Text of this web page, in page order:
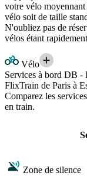
votre vélo
vélo soit de taille
N'oubliez pas de
vélos étant
Vélo
Services à bord DB
FlixTrain de Paris à
Comparez les
en train.
Zone de silence